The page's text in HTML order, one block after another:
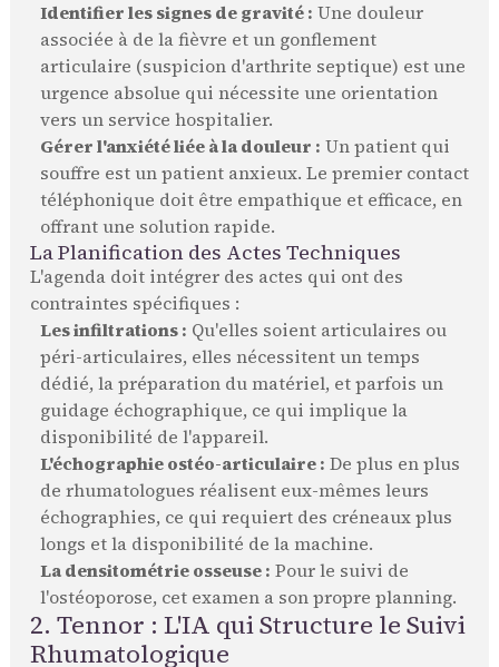
Identifier les signes de gravité : Une douleur
associée à de la fièvre et un gonflement
articulaire (suspicion d'arthrite septique) est une
urgence absolue qui nécessite une orientation
vers un service hospitalier.
Gérer l'anxiété liée à la douleur : Un patient qui
souffre est un patient anxieux. Le premier contact
téléphonique doit être empathique et efficace, en
offrant une solution rapide.
La Planification des Actes Techniques
L'agenda doit intégrer des actes qui ont des
contraintes spécifiques :
Les infiltrations : Qu'elles soient articulaires ou
péri-articulaires, elles nécessitent un temps
dédié, la préparation du matériel, et parfois un
guidage échographique, ce qui implique la
disponibilité de l'appareil.
L'échographie ostéo-articulaire : De plus en plus
de rhumatologues réalisent eux-mêmes leurs
échographies, ce qui requiert des créneaux plus
longs et la disponibilité de la machine.
La densitométrie osseuse : Pour le suivi de
l'ostéoporose, cet examen a son propre planning.
2. Tennor : L'IA qui Structure le Suivi
Rhumatologique